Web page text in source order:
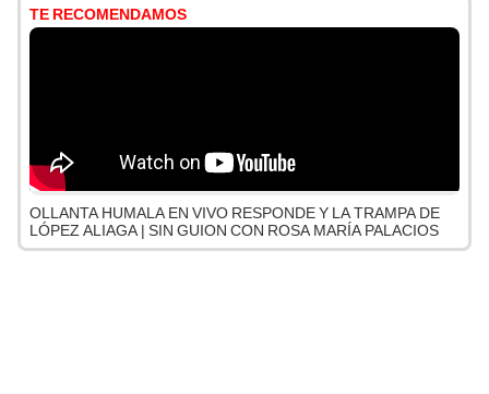
TE RECOMENDAMOS
OLLANTA HUMALA EN VIVO RESPONDE Y LA TRAMPA DE
LÓPEZ ALIAGA | SIN GUION CON ROSA MARÍA PALACIOS